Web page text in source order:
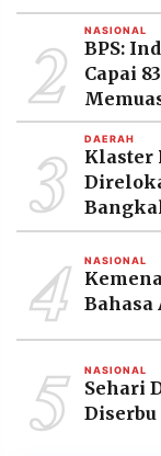
2026
PT.
MEDIA
PRAMUDITA
2 NASIONAL
BPS:
Capai
3 DAERAH
Klaster
4 NASIONAL
Bahasa
5 NASIONAL
Sehari
Diserbu